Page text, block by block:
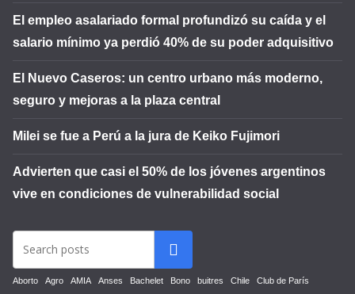
El empleo asalariado formal profundizó su caída y el
salario mínimo ya perdió 40% de su poder adquisitivo
El Nuevo Caseros: un centro urbano más moderno,
seguro y mejoras a la plaza central
Milei se fue a Perú a la jura de Keiko Fujimori
Advierten que casi el 50% de los jóvenes argentinos
vive en condiciones de vulnerabilidad social
Aborto Agro AMIA Anses Bachelet Bono buitres Chile Club de París